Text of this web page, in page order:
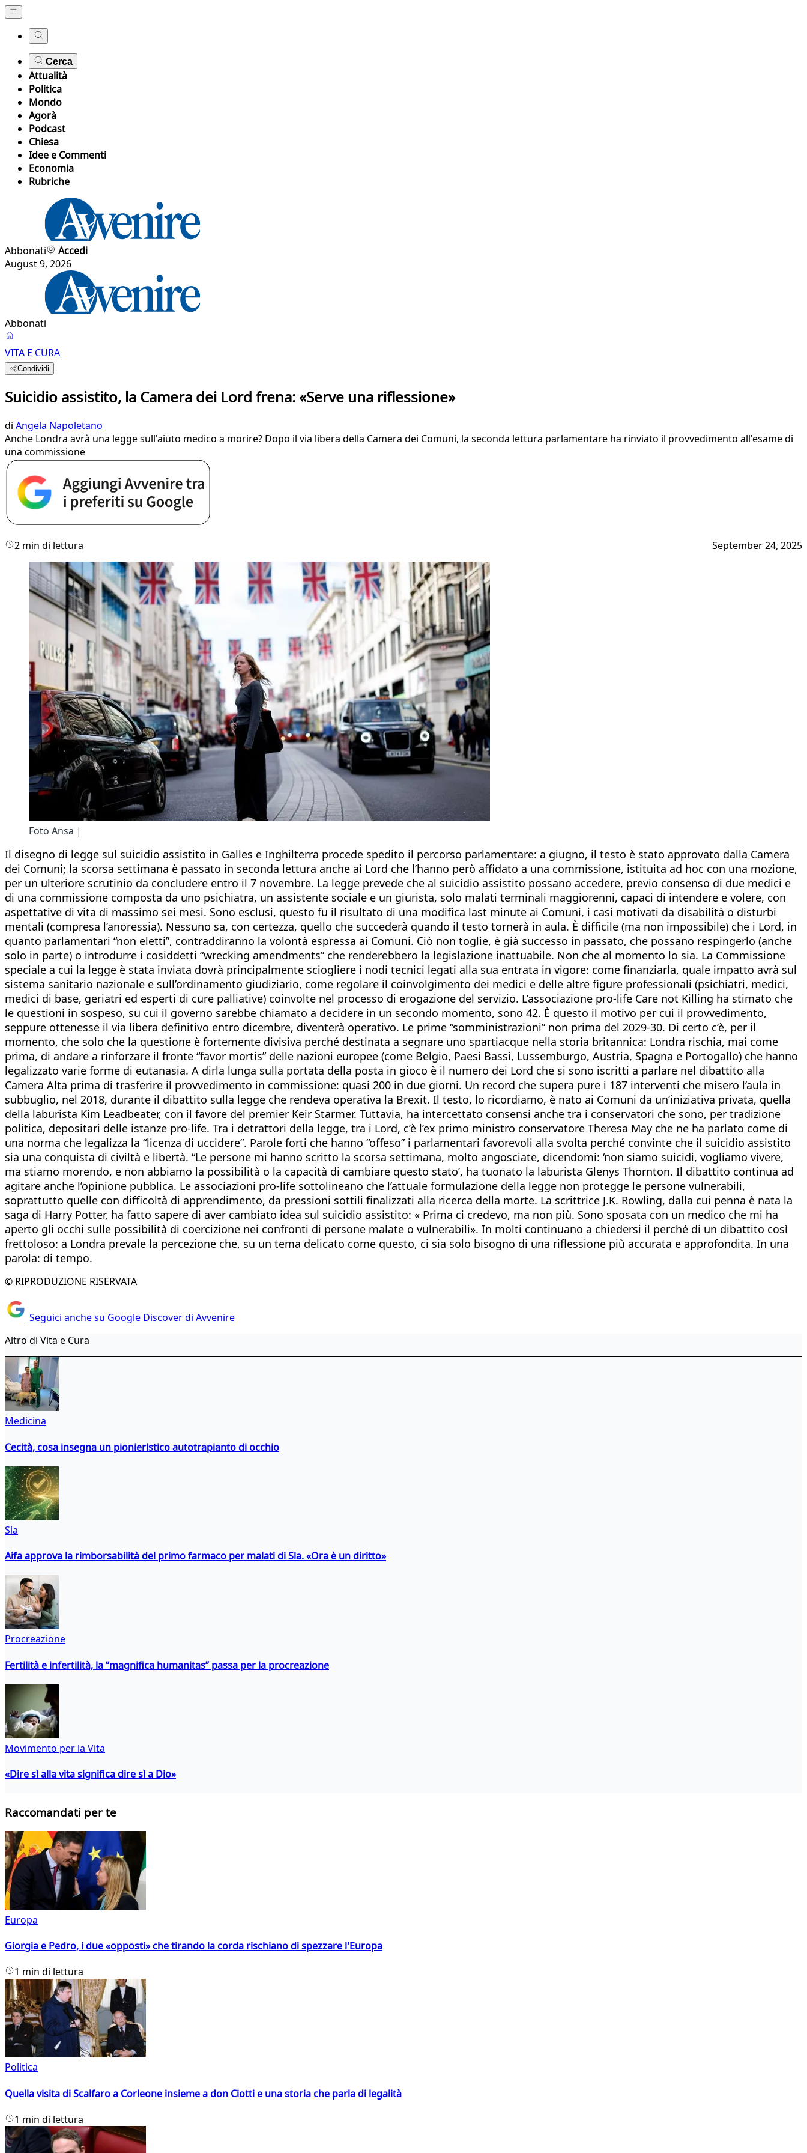
Cerca
Attualità
Politica
Mondo
Agorà
Podcast
Chiesa
Idee e Commenti
Economia
Rubriche
Abbonati
Accedi
August 9, 2026
Abbonati
VITA E CURA
Condividi
Suicidio assistito, la Camera dei Lord frena: «Serve una riflessione»
di Angela Napoletano
Anche Londra avrà una legge sull'aiuto medico a morire? Dopo il via libera della Camera dei Comuni, la seconda lettura parlamentare ha rinviato il provvedimento all'esame di
una commissione
2 min di lettura September 24, 2025
Foto Ansa |
Il disegno di legge sul suicidio assistito in Galles e Inghilterra procede spedito il percorso parlamentare: a giugno, il testo è stato approvato dalla Camera
dei Comuni; la scorsa settimana è passato in seconda lettura anche ai Lord che l’hanno però affidato a una commissione, istituita ad hoc con una mozione,
per un ulteriore scrutinio da concludere entro il 7 novembre. La legge prevede che al suicidio assistito possano accedere, previo consenso di due medici e
di una commissione composta da uno psichiatra, un assistente sociale e un giurista, solo malati terminali maggiorenni, capaci di intendere e volere, con
aspettative di vita di massimo sei mesi. Sono esclusi, questo fu il risultato di una modifica last minute ai Comuni, i casi motivati da disabilità o disturbi
mentali (compresa l’anoressia). Nessuno sa, con certezza, quello che succederà quando il testo tornerà in aula. È difficile (ma non impossibile) che i Lord, in
quanto parlamentari “non eletti”, contraddiranno la volontà espressa ai Comuni. Ciò non toglie, è già successo in passato, che possano respingerlo (anche
solo in parte) o introdurre i cosiddetti “wrecking amendments” che renderebbero la legislazione inattuabile. Non che al momento lo sia. La Commissione
speciale a cui la legge è stata inviata dovrà principalmente sciogliere i nodi tecnici legati alla sua entrata in vigore: come finanziarla, quale impatto avrà sul
sistema sanitario nazionale e sull’ordinamento giudiziario, come regolare il coinvolgimento dei medici e delle altre figure professionali (psichiatri, medici,
medici di base, geriatri ed esperti di cure palliative) coinvolte nel processo di erogazione del servizio. L’associazione pro-life Care not Killing ha stimato che
le questioni in sospeso, su cui il governo sarebbe chiamato a decidere in un secondo momento, sono 42. È questo il motivo per cui il provvedimento,
seppure ottenesse il via libera definitivo entro dicembre, diventerà operativo. Le prime “somministrazioni” non prima del 2029-30. Di certo c’è, per il
momento, che solo che la questione è fortemente divisiva perché destinata a segnare uno spartiacque nella storia britannica: Londra rischia, mai come
prima, di andare a rinforzare il fronte “favor mortis” delle nazioni europee (come Belgio, Paesi Bassi, Lussemburgo, Austria, Spagna e Portogallo) che hanno
legalizzato varie forme di eutanasia. A dirla lunga sulla portata della posta in gioco è il numero dei Lord che si sono iscritti a parlare nel dibattito alla
Camera Alta prima di trasferire il provvedimento in commissione: quasi 200 in due giorni. Un record che supera pure i 187 interventi che misero l’aula in
subbuglio, nel 2018, durante il dibattito sulla legge che rendeva operativa la Brexit. Il testo, lo ricordiamo, è nato ai Comuni da un’iniziativa privata, quella
della laburista Kim Leadbeater, con il favore del premier Keir Starmer. Tuttavia, ha intercettato consensi anche tra i conservatori che sono, per tradizione
politica, depositari delle istanze pro-life. Tra i detrattori della legge, tra i Lord, c’è l’ex primo ministro conservatore Theresa May che ne ha parlato come di
una norma che legalizza la “licenza di uccidere”. Parole forti che hanno “offeso” i parlamentari favorevoli alla svolta perché convinte che il suicidio assistito
sia una conquista di civiltà e libertà. “Le persone mi hanno scritto la scorsa settimana, molto angosciate, dicendomi: ‘non siamo suicidi, vogliamo vivere,
ma stiamo morendo, e non abbiamo la possibilità o la capacità di cambiare questo stato’, ha tuonato la laburista Glenys Thornton. Il dibattito continua ad
agitare anche l’opinione pubblica. Le associazioni pro-life sottolineano che l’attuale formulazione della legge non protegge le persone vulnerabili,
soprattutto quelle con difficoltà di apprendimento, da pressioni sottili finalizzati alla ricerca della morte. La scrittrice J.K. Rowling, dalla cui penna è nata la
saga di Harry Potter, ha fatto sapere di aver cambiato idea sul suicidio assistito: « Prima ci credevo, ma non più. Sono sposata con un medico che mi ha
aperto gli occhi sulle possibilità di coercizione nei confronti di persone malate o vulnerabili». In molti continuano a chiedersi il perché di un dibattito così
frettoloso: a Londra prevale la percezione che, su un tema delicato come questo, ci sia solo bisogno di una riflessione più accurata e approfondita. In una
parola: di tempo.
© RIPRODUZIONE RISERVATA
Seguici anche su Google Discover di Avvenire
Altro di Vita e Cura
Medicina
Cecità, cosa insegna un pionieristico autotrapianto di occhio
Sla
Aifa approva la rimborsabilità del primo farmaco per malati di Sla. «Ora è un diritto»
Procreazione
Fertilità e infertilità, la “magnifica humanitas” passa per la procreazione
Movimento per la Vita
«Dire sì alla vita significa dire sì a Dio»
Raccomandati per te
Europa
Giorgia e Pedro, i due «opposti» che tirando la corda rischiano di spezzare l'Europa
1 min di lettura
Politica
Quella visita di Scalfaro a Corleone insieme a don Ciotti e una storia che parla di legalità
1 min di lettura